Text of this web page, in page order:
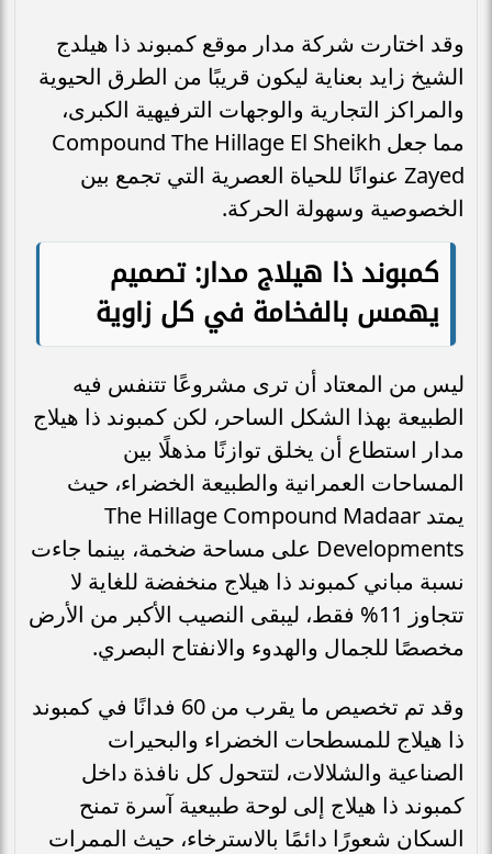
وقد اختارت شركة مدار موقع كمبوند ذا هيلدج
الشيخ زايد بعناية ليكون قريبًا من الطرق الحيوية
والمراكز التجارية والوجهات الترفيهية الكبرى،
مما جعل Compound The Hillage El Sheikh
Zayed عنوانًا للحياة العصرية التي تجمع بين
الخصوصية وسهولة الحركة.
كمبوند ذا هيلاج مدار: تصميم
يهمس بالفخامة في كل زاوية
ليس من المعتاد أن ترى مشروعًا تتنفس فيه
الطبيعة بهذا الشكل الساحر، لكن كمبوند ذا هيلاج
مدار استطاع أن يخلق توازنًا مذهلًا بين
المساحات العمرانية والطبيعة الخضراء، حيث
يمتد The Hillage Compound Madaar
Developments على مساحة ضخمة، بينما جاءت
نسبة مباني كمبوند ذا هيلاج منخفضة للغاية لا
تتجاوز 11% فقط، ليبقى النصيب الأكبر من الأرض
مخصصًا للجمال والهدوء والانفتاح البصري.
وقد تم تخصيص ما يقرب من 60 فدانًا في كمبوند
ذا هيلاج للمسطحات الخضراء والبحيرات
الصناعية والشلالات، لتتحول كل نافذة داخل
كمبوند ذا هيلاج إلى لوحة طبيعية آسرة تمنح
السكان شعورًا دائمًا بالاسترخاء، حيث الممرات